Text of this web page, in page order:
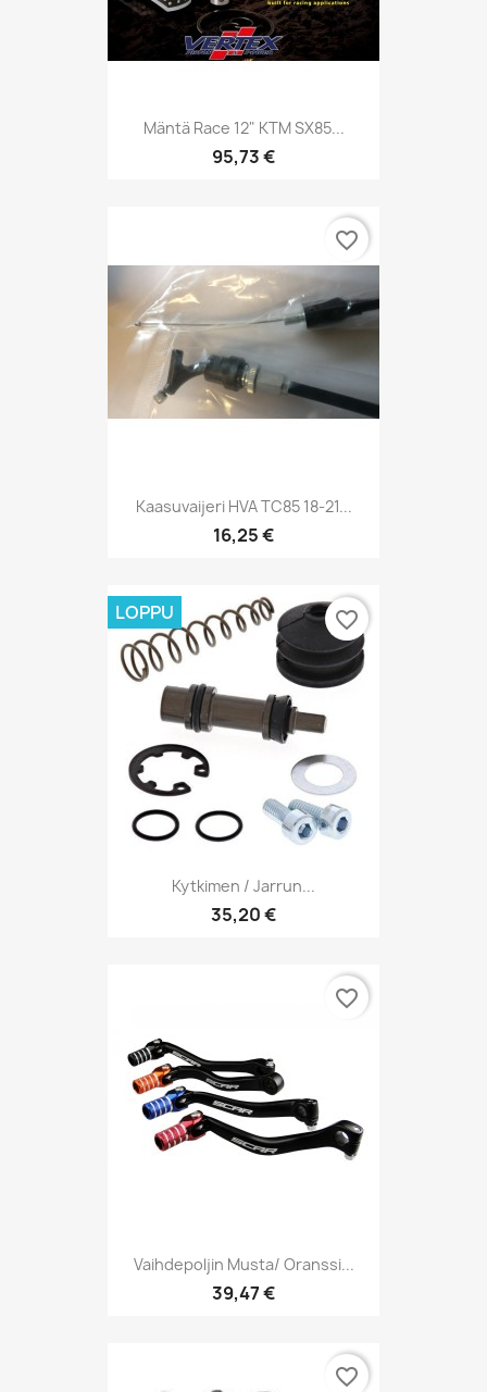
Mäntä Race 12" KTM SX85...
95,73 €
Kaasuvaijeri HVA TC85 18-21...
16,25 €
favorite_border
Kytkimen / Jarrun...
35,20 €
LOPPU favorite_border
Vaihdepoljin Musta/ Oranssi...
39,47 €
favorite_border
favorite_border